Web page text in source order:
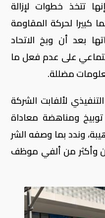
تتخذ خطوات لإزالة
لحركة المقاومة
بعد أن وبخ الاتحاد
على عدم فعل ما
مضللة.
لألفابت الشركة
ومناهضة معاداة
وندد بما وصفه الشر
وأكثر من ألفي موظف